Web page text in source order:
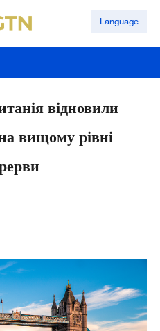
Language
відновили
вищому рівні